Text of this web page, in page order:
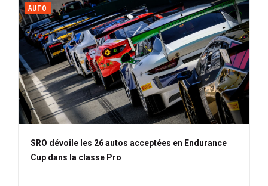
AUTO
SRO dévoile les 26 autos acceptées en Endurance
Cup dans la classe Pro